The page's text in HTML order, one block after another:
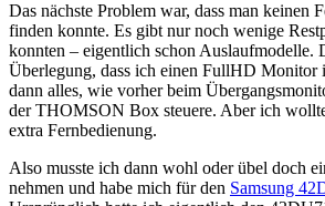
Das nächste Problem war, dass man keinen
finden konnte. Es gibt nur noch wenige
konnten – eigentlich schon Auslaufmodelle.
Überlegung, dass ich einen FullHD Monitor
dann alles, wie vorher beim
der THOMSON Box steuere. Aber ich
extra Fernbedienung.
Also musste ich dann wohl oder übel doch
nehmen und habe mich für den Samsung